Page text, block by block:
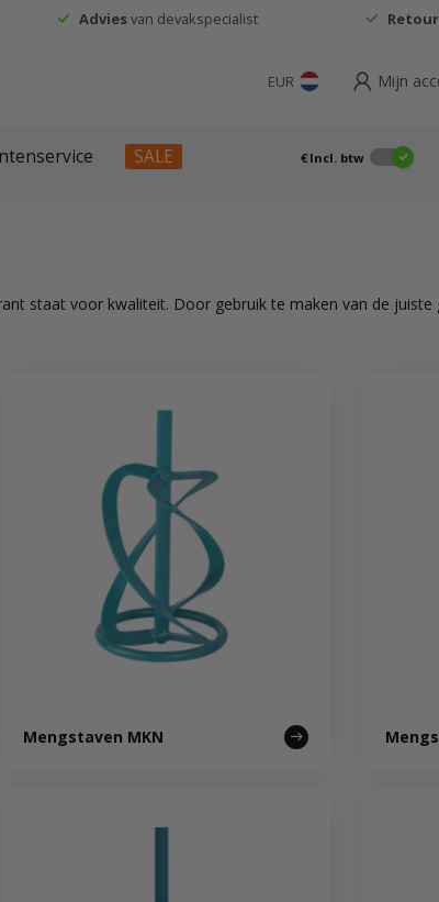
Adviesvan devakspecialist
EUR Mijn
SALE € Incl. btw
staat voor kwaliteit. Door gebruik te maken van de
Mengstaven MKN